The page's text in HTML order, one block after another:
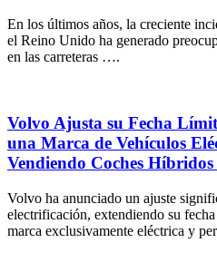
En los últimos años, la creciente
el Reino Unido ha generado
en las carreteras ….
Volvo Ajusta su Fecha
una Marca de Vehículos
Vendiendo Coches
Volvo ha anunciado un ajuste
electrificación, extendiendo su
marca exclusivamente eléctrica y